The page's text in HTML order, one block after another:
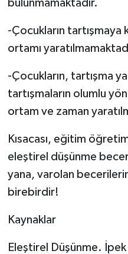
bulunmamaktadır.
-Çocukların tartışmaya
ortamı
-Çocukların, tartışma
tartışmaların olumlu
ortam ve zaman
Kısacası, eğitim
eleştirel düşünme
yana, varolan
birebirdir!
Kaynaklar
Eleştirel Düşünme.